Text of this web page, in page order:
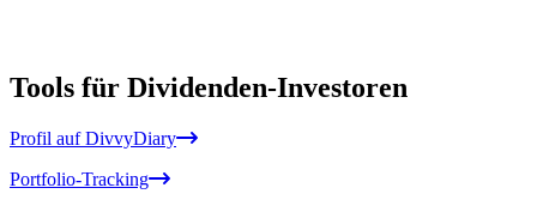
Tools für Dividenden-Investoren
Profil auf DivvyDiary
Portfolio-Tracking